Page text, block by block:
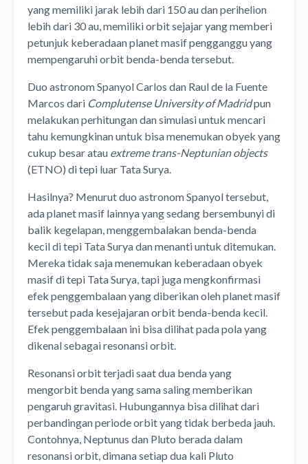
yang memiliki jarak lebih dari 150 au dan perihelion
lebih dari 30 au, memiliki orbit sejajar yang memberi
petunjuk keberadaan planet masif pengganggu yang
mempengaruhi orbit benda-benda tersebut.
Duo astronom Spanyol Carlos dan Raul de la Fuente
Marcos dari Complutense University of Madridpun
melakukan perhitungan dan simulasi untuk mencari
tahu kemungkinan untuk bisa menemukan obyek yang
cukup besar atau extreme trans-Neptunian objects
(ETNO) di tepi luar Tata Surya.
Hasilnya? Menurut duo astronom Spanyol tersebut,
ada planet masif lainnya yang sedang bersembunyi di
balik kegelapan, menggembalakan benda-benda
kecil di tepi Tata Surya dan menanti untuk ditemukan.
Mereka tidak saja menemukan keberadaan obyek
masif di tepi Tata Surya, tapi juga mengkonfirmasi
efek penggembalaan yang diberikan oleh planet masif
tersebut pada kesejajaran orbit benda-benda kecil.
Efek penggembalaan ini bisa dilihat pada pola yang
dikenal sebagai resonansi orbit.
Resonansi orbit terjadi saat dua benda yang
mengorbit benda yang sama saling memberikan
pengaruh gravitasi. Hubungannya bisa dilihat dari
perbandingan periode orbit yang tidak berbeda jauh.
Contohnya, Neptunus dan Pluto berada dalam
resonansi orbit, dimana setiap dua kali Pluto